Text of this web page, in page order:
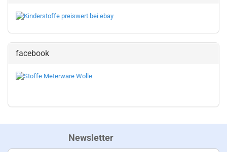
facebook
Newsletter